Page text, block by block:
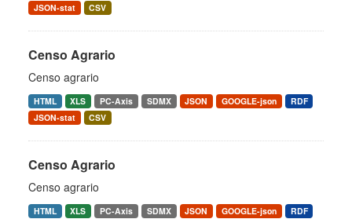
JSON-stat
CSV
Censo Agrario
Censo agrario
HTML XLS PC-Axis SDMX JSON GOOGLE-json
RDF
JSON-stat
CSV
Censo Agrario
Censo agrario
HTML XLS PC-Axis SDMX JSON GOOGLE-json
RDF